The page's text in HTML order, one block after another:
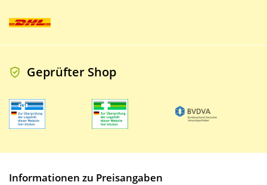
Geprüfter Shop
Informationen zu Preisangaben